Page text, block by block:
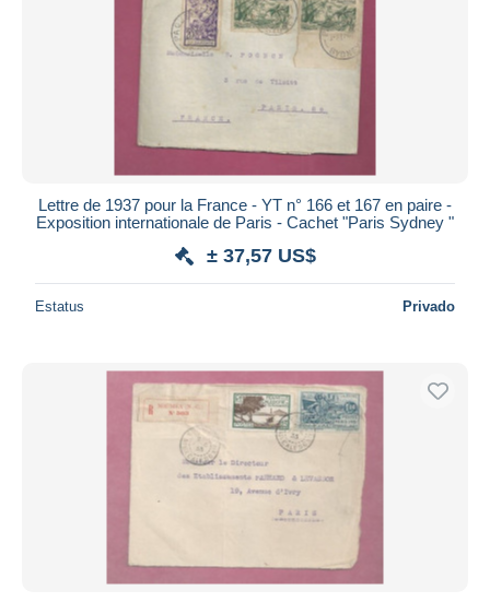
Lettre de 1937 pour la France - YT n° 166 et 167 en paire -
Exposition internationale de Paris - Cachet "Paris Sydney "
± 37,57 US$
Estatus Privado